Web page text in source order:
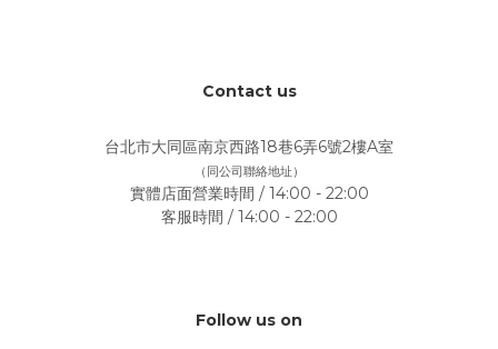
Contact us
台北市大同區南京西路18巷6弄6號2樓A室
（同公司聯絡地址）
實體店面營業時間 / 14:00 - 22:00
客服時間 / 14:00 - 22:00
Follow us on